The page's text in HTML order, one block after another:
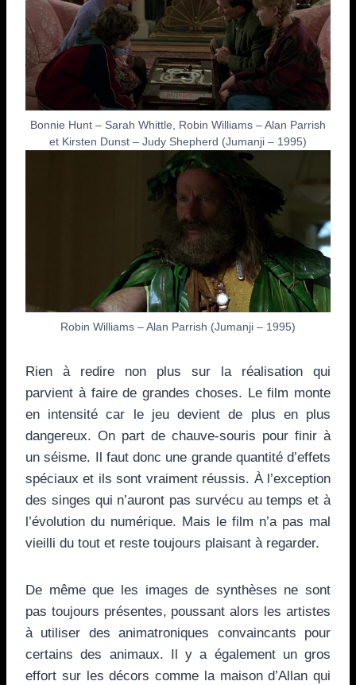
Bonnie Hunt – Sarah Whittle, Robin Williams – Alan Parrish
et Kirsten Dunst – Judy Shepherd (Jumanji – 1995)
Robin Williams – Alan Parrish (Jumanji – 1995)
Rien à redire non plus sur la réalisation qui
parvient à faire de grandes choses. Le film monte
en intensité car le jeu devient de plus en plus
dangereux. On part de chauve-souris pour finir à
un séisme. Il faut donc une grande quantité d’effets
spéciaux et ils sont vraiment réussis. À l’exception
des singes qui n’auront pas survécu au temps et à
l’évolution du numérique. Mais le film n’a pas mal
vieilli du tout et reste toujours plaisant à regarder.
De même que les images de synthèses ne sont
pas toujours présentes, poussant alors les artistes
à utiliser des animatroniques convaincants pour
certains des animaux. Il y a également un gros
effort sur les décors comme la maison d’Allan qui